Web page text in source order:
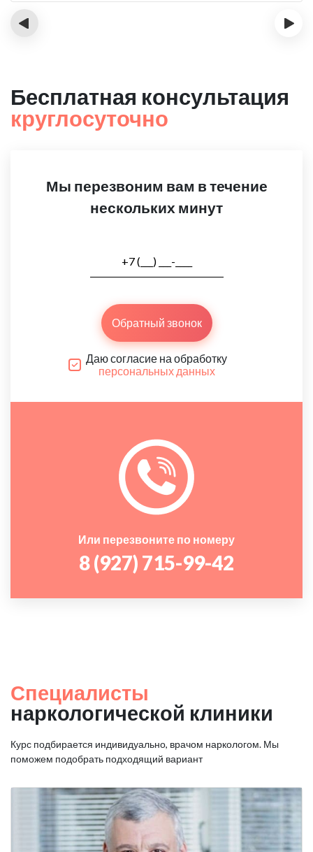
‹ ›
Бесплатная консультация
круглосуточно
Мы перезвоним вам в течение
нескольких минут
Обратный звонок
Даю согласие на обработку
персональных данных
Или перезвоните по номеру
8 (927) 715-99-42
Специалисты
наркологической клиники
Курс подбирается индивидуально, врачом наркологом. Мы
поможем подобрать подходящий вариант